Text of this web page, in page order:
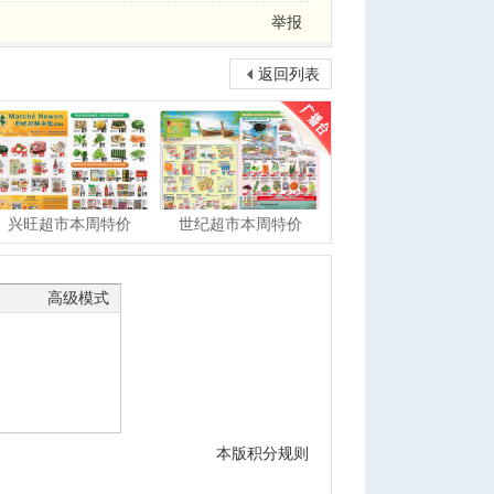
举报
返回列表
兴旺超市本周特价 世纪超市本周特价
高级模式
本版积分规则